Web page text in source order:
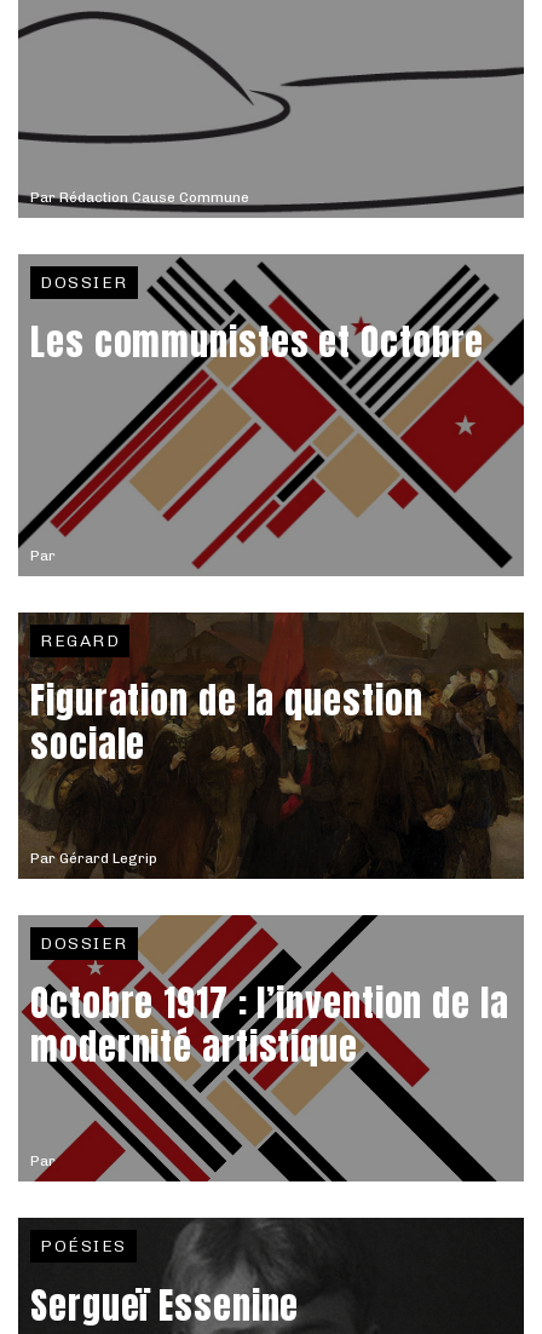
ParRédaction Cause Commune
Par
DOSSIER
Les communistes et Octobre
ParGérard Legrip
REGARD
Figuration de la question
sociale
Par
DOSSIER
Octobre 1917 : l’invention de la
modernité artistique
POÉSIES
Sergueï Essenine